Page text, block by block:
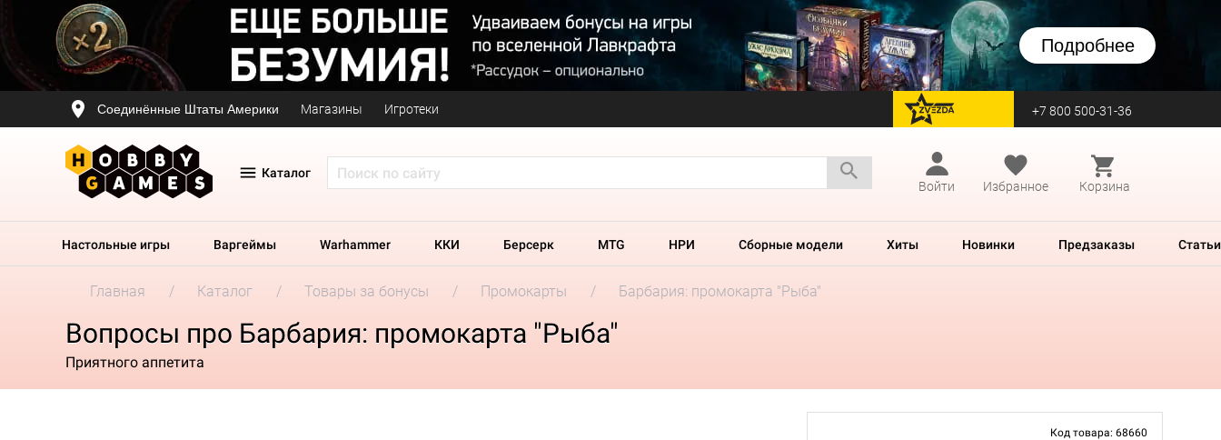
Подробнее
Соединённые Штаты Америки Магазины Игротеки перейти на Zvezda +7 800 500-31-36
Каталог
Войти
Избранное Корзина
Настольные игры Варгеймы Warhammer ККИ Берсерк MTG НРИ Сборные модели Хиты Новинки Предзаказы Статьи
Главная Каталог Товары за бонусы Промокарты Барбария: промокарта "Рыба"
Вопросы про Барбария: промокарта "Рыба"
Приятного аппетита
Код товара: 68660